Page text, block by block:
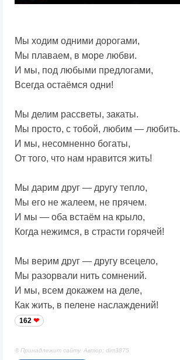
Мы ходим одними дорогами,
Мы плаваем, в море любви.
И мы, под любыми предлогами,
Всегда остаёмся одни!
Мы делим рассветы, закаты.
Мы просто, с тобой, любим — любить.
И мы, несомненно богаты,
От того, что нам нравится жить!
Мы дарим друг — другу тепло,
Мы его не жалеем, не прячем.
И мы — оба встаём на крыло,
Когда нежимся, в страсти горячей!
Мы верим друг — другу всецело,
Мы разорвали нить сомнений.
И мы, всем докажем на деле,
Как жить, в пелене наслаждений!
162
© Принадлежит сайту. Автор: dim3875